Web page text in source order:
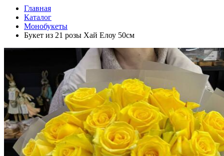
Главная
Каталог
Монобукеты
Букет из 21 розы Хай Елоу 50см